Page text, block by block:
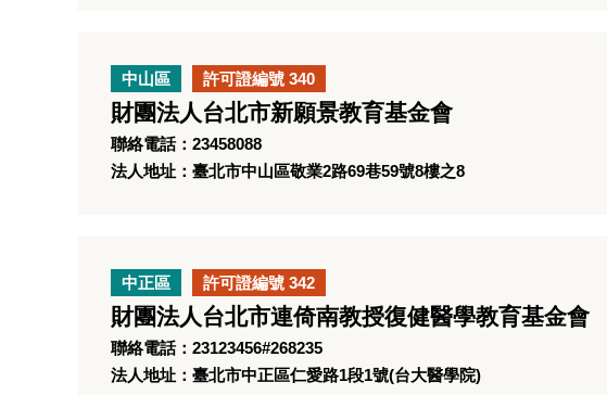
中山區 許可證編號 340
財團法人台北市新願景教育基金會
聯絡電話：23458088
法人地址：臺北市中山區敬業2路69巷59號8樓之8
中正區 許可證編號 342
財團法人台北市連倚南教授復健醫學教育基金會
聯絡電話：23123456#268235
法人地址：臺北市中正區仁愛路1段1號(台大醫學院)